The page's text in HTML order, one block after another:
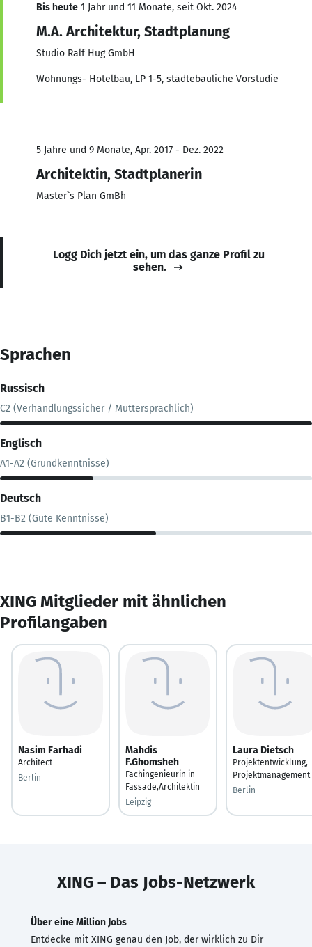
Bis heute 1 Jahr und 11 Monate, seit Okt. 2024
M.A. Architektur, Stadtplanung
Studio Ralf Hug GmbH
Wohnungs- Hotelbau, LP 1-5, städtebauliche Vorstudie
5 Jahre und 9 Monate, Apr. 2017 - Dez. 2022
Architektin, Stadtplanerin
Master`s Plan GmBh
Logg Dich jetzt ein, um das ganze Profil zu
sehen.
Sprachen
Russisch
C2 (Verhandlungssicher / Muttersprachlich)
Englisch
A1-A2 (Grundkenntnisse)
Deutsch
B1-B2 (Gute Kenntnisse)
XING Mitglieder mit ähnlichen
Profilangaben
Nasim Farhadi
Architect
Berlin
Mahdis
F.Ghomsheh
Fachingenieurin in
Fassade,Architektin
Leipzig
Laura Dietsch
Projektentwicklung,
Projektmanagement
Berlin
XING – Das Jobs-Netzwerk
Über eine Million Jobs
Entdecke mit XING genau den Job, der wirklich zu Dir